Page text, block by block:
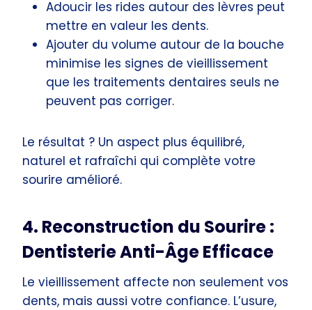
Adoucir les rides autour des lèvres peut
mettre en valeur les dents.
Ajouter du volume autour de la bouche
minimise les signes de vieillissement
que les traitements dentaires seuls ne
peuvent pas corriger.
Le résultat ? Un aspect plus équilibré,
naturel et rafraîchi qui complète votre
sourire amélioré.
4. Reconstruction du Sourire :
Dentisterie Anti-Âge Efficace
Le vieillissement affecte non seulement vos
dents, mais aussi votre confiance. L’usure,